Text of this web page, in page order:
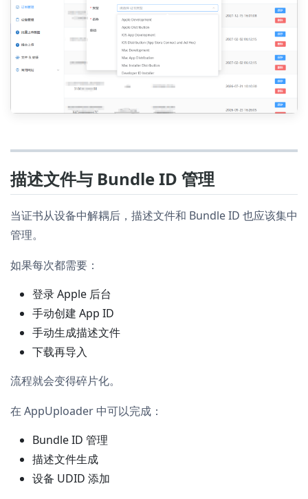
描述文件与 Bundle ID 管理
当证书从设备中解耦后，描述文件和 Bundle ID 也应该集中
管理。
如果每次都需要：
登录 Apple 后台
手动创建 App ID
手动生成描述文件
下载再导入
流程就会变得碎片化。
在 AppUploader 中可以完成：
Bundle ID 管理
描述文件生成
设备 UDID 添加